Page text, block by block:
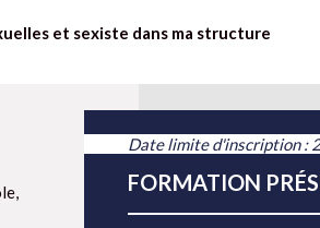
et sexiste dans ma structure
Date limite d'inscription :
FORMATION